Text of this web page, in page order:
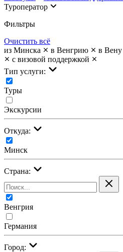
Туроператор
Фильтры
Очистить всё
из Минска
в Венгрию в Вену
с визовой поддержкой
Тип услуги:
Туры
Экскурсии
Откуда:
Минск
Страна:
Венгрия
Германия
Город: